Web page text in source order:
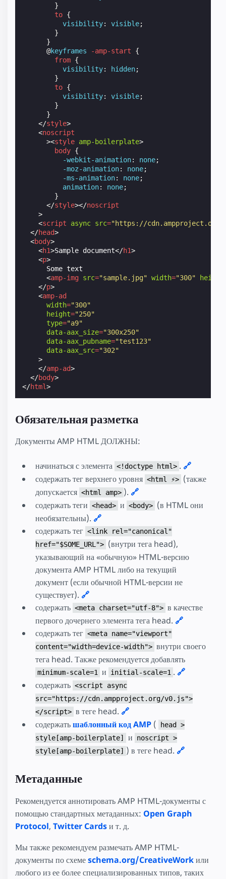
}
to {
visibility: visible;
}
}
@keyframes -amp-start
{
from {
visibility: hidden;
}
to {
visibility: visible;
}
}
</style>
<noscript
><style amp-boilerplate>
body {
-webkit-animation: none;
-moz-animation: none;
-ms-animation: none;
animation: none;
}
</style></noscript
>
<script async src="https://
</head>
<body>
<h1>Sample document</h1>
<p>
      Some text
<amp-img src="sample.jpg" width="300" height
</p>
<amp-ad
width="300"
height="250"
type="a9"
data-aax_size="300x250"
data-aax_pubname="test123"
data-aax_src="302"
>
</amp-ad>
</body>
</html>
Обязательная разметка
Документы AMP HTML ДОЛЖНЫ:
начинаться с элемента <!doctype html> . 🔗
содержать тег верхнего уровня <html ⚡> (также
допускается <html amp> ). 🔗
содержать теги <head> и <body> (в HTML они
необязательны). 🔗
содержать тег <link rel="canonical"
href="$SOME_URL"> (внутри тега head),
указывающий на «обычную» HTML-версию
документа AMP HTML либо на текущий
документ (если обычной HTML-версии не
существует). 🔗
содержать <meta charset="utf-8"> в качестве
первого дочернего элемента тега head. 🔗
содержать тег <meta name="viewport"
content="width=device-width"> внутри своего
тега head. Также рекомендуется добавлять
minimum-scale=1 и initial-scale=1 . 🔗
содержать <script async
src="https://cdn.ampproject.org/v0.js">
</script> в теге head. 🔗
содержатьшаблонный код AMP (
head >
style[amp-boilerplate]
и
noscript >
style[amp-boilerplate] ) в теге head. 🔗
Метаданные
Рекомендуется аннотировать AMP HTML-документы с
помощью стандартных метаданных: Open Graph
Protocol, Twitter Cardsи т. д.
Мы также рекомендуем размечать AMP HTML-
документы по схемеschema.org/CreativeWorkили
любого из ее более специализированных типов, таких